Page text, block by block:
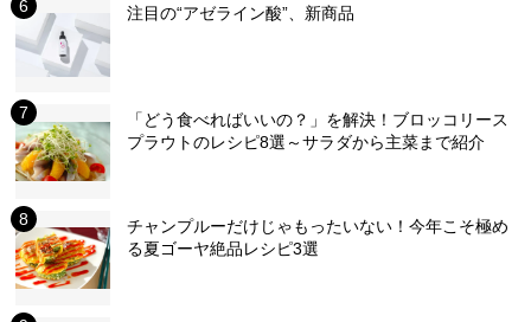
注目の“アゼライン酸”、新商品
「どう食べればいいの？」を解決！ブロッコリース
プラウトのレシピ8選～サラダから主菜まで紹介
チャンプルーだけじゃもったいない！今年こそ極め
る夏ゴーヤ絶品レシピ3選